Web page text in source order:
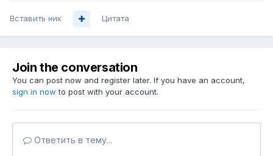
Вставить ник Цитата
Join the conversation
You can post now and register later. If you have an account,
sign in now to post with your account.
Ответить в тему...